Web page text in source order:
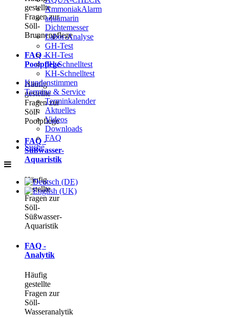
AmmoniakAlarm
aquamarin
Dichtemesser
Labor-Analyse
GH-Test
KH-Test
pH-Schnelltest
KH-Schnelltest
Kundenstimmen
Termine & Service
Terminkalender
Aktuelles
Videos
Downloads
FAQ
Suche
gestellte
Fragen zur
Söll-
Brunnenpflege
FAQ -
Poolpflege
Häufig
gestellte
Fragen zur
Söll-
Poolpflege
FAQ -
Süßwasser-
Aquaristik
Häufig
gestellte
Fragen zur
Söll-
Süßwasser-
Aquaristik
FAQ -
Analytik
Häufig
gestellte
Fragen zur
Söll-
Wasseranalytik